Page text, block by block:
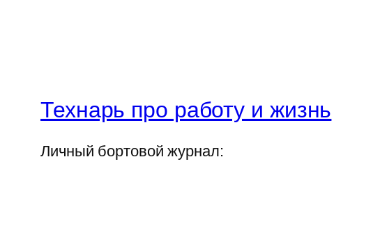
Технарь про работу и жизнь
Личный бортовой журнал: